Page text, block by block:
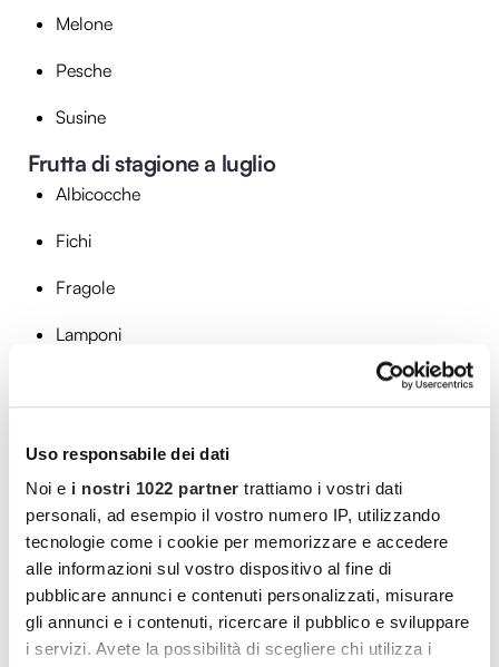
Uso responsabile dei dati
Noi e i nostri 1022 partner trattiamo i vostri dati
personali, ad esempio il vostro numero IP, utilizzando
tecnologie come i cookie per memorizzare e accedere
alle informazioni sul vostro dispositivo al fine di
pubblicare annunci e contenuti personalizzati, misurare
gli annunci e i contenuti, ricercare il pubblico e sviluppare
i servizi. Avete la possibilità di scegliere chi utilizza i
Melone
Pesche
Susine
Frutta di stagione a luglio
Albicocche
Fichi
Fragole
Lamponi
Melone
Mirtilli
Pesche
Susine